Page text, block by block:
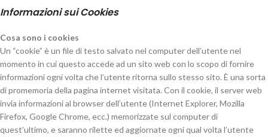
Informazioni sui Cookies
Cosa sono i cookies
Un “cookie” è un file di testo salvato nel computer dell’utente nel
momento in cui questo accede ad un sito web con lo scopo di fornire
informazioni ogni volta che l’utente ritorna sullo stesso sito. È una sorta
di promemoria della pagina internet visitata. Con il cookie, il server web
invia informazioni al browser dell’utente (Internet Explorer, Mozilla
Firefox, Google Chrome, ecc.) memorizzate sul computer di
quest’ultimo, e saranno rilette ed aggiornate ogni qual volta l’utente